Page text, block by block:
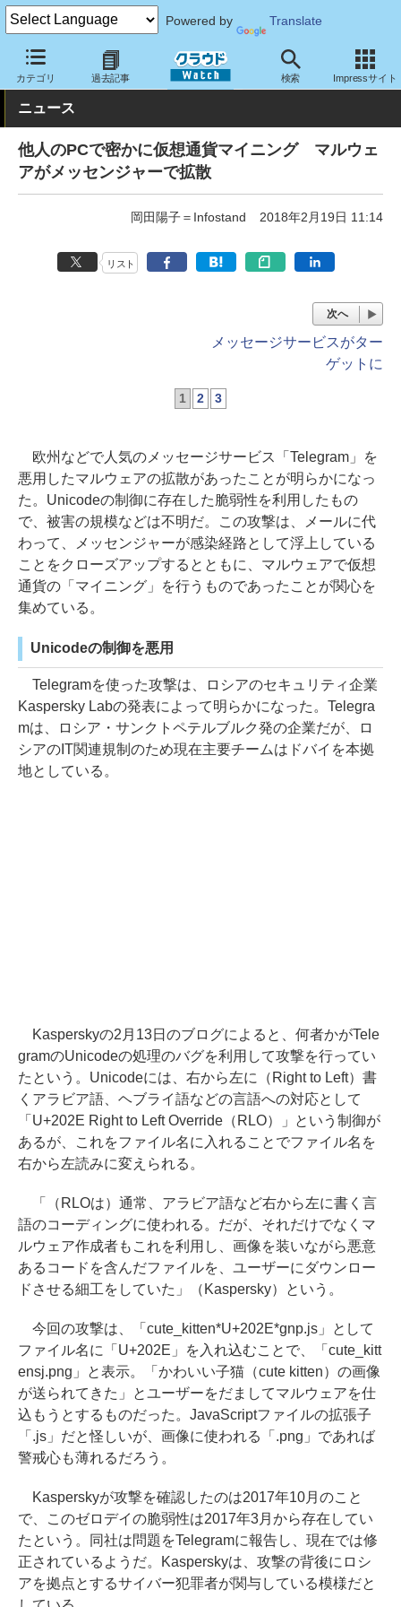
Powered by Translate
カテゴリ 過去記事 検索 Impressサイト
クラウド Watch トピック 業界動向
ニュース
他人のPCで密かに仮想通貨マイニング マルウェ
アがメッセンジャーで拡散
岡田陽子＝Infostand 2018年2月19日 11:14
リスト
次へ
メッセージサービスがター
ゲットに
1 2 3
欧州などで人気のメッセージサービス「Telegram」を
悪用したマルウェアの拡散があったことが明らかになっ
た。Unicodeの制御に存在した脆弱性を利用したもの
で、被害の規模などは不明だ。この攻撃は、メールに代
わって、メッセンジャーが感染経路として浮上している
ことをクローズアップするとともに、マルウェアで仮想
通貨の「マイニング」を行うものであったことが関心を
集めている。
Unicodeの制御を悪用
Telegramを使った攻撃は、ロシアのセキュリティ企業
Kaspersky Labの発表によって明らかになった。Telegra
mは、ロシア・サンクトペテルブルク発の企業だが、ロ
シアのIT関連規制のため現在主要チームはドバイを本拠
地としている。
Kasperskyの2月13日のブログによると、何者かがTele
gramのUnicodeの処理のバグを利用して攻撃を行ってい
たという。Unicodeには、右から左に（Right to Left）書
くアラビア語、ヘブライ語などの言語への対応として
「U+202E Right to Left Override（RLO）」という制御が
あるが、これをファイル名に入れることでファイル名を
右から左読みに変えられる。
「（RLOは）通常、アラビア語など右から左に書く言
語のコーディングに使われる。だが、それだけでなくマ
ルウェア作成者もこれを利用し、画像を装いながら悪意
あるコードを含んだファイルを、ユーザーにダウンロー
ドさせる細工をしていた」（Kaspersky）という。
今回の攻撃は、「cute_kitten*U+202E*gnp.js」として
ファイル名に「U+202E」を入れ込むことで、「cute_kitt
ensj.png」と表示。「かわいい子猫（cute kitten）の画像
が送られてきた」とユーザーをだましてマルウェアを仕
込もうとするものだった。JavaScriptファイルの拡張子
「.js」だと怪しいが、画像に使われる「.png」であれば
警戒心も薄れるだろう。
Kasperskyが攻撃を確認したのは2017年10月のこと
で、このゼロデイの脆弱性は2017年3月から存在してい
たという。同社は問題をTelegramに報告し、現在では修
正されているようだ。Kasperskyは、攻撃の背後にロシ
アを拠点とするサイバー犯罪者が関与している模様だと